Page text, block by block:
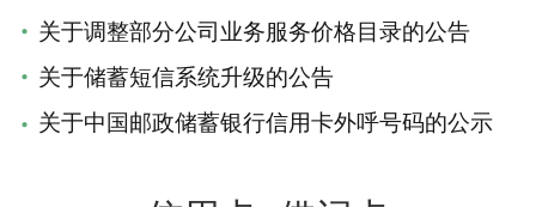
关于调整部分公司业务服务价格目录的公告
关于储蓄短信系统升级的公告
关于中国邮政储蓄银行信用卡外呼号码的公示